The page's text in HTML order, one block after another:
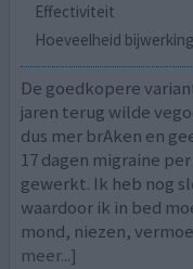
Effectiviteit
Hoeveelheid
De goedkopere
jaren terug wilde
dus mer brAken en
17 dagen migraine
gewerkt. Ik heb nog
waardoor ik in bed
mond, niezen,
meer...]